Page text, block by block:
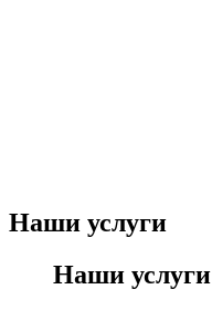
Наши услуги
Наши услуги